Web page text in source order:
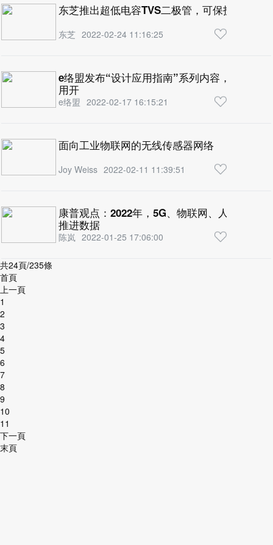
东芝推出超低电容TVS二极管，可保护物联网
东芝 2022-02-24 11:16:25
e络盟发布“设计应用指南”系列内容，助力工
用开
e络盟 2022-02-17 16:15:21
面向工业物联网的无线传感器网络
Joy Weiss 2022-02-11 11:39:51
康普观点：2022年，5G、物联网、人工智能/
推进数据
陈岚 2022-01-25 17:06:00
共24頁/235條
首頁
上一頁
1
2
3
4
5
6
7
8
9
10
11
下一頁
末頁